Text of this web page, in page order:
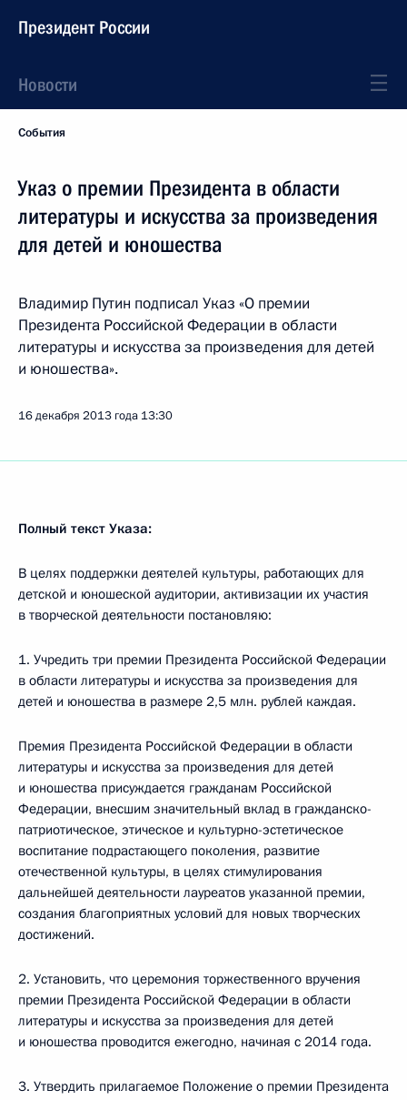
Президент России
Новости
События
Указ о премии Президента в области
литературы и искусства за произведения
для детей и юношества
Владимир Путин подписал Указ «О премии
Президента Российской Федерации в области
литературы и искусства за произведения для детей
и юношества».
16 декабря 2013 года 13:30
Полный текст Указа:
В целях поддержки деятелей культуры, работающих для
детской и юношеской аудитории, активизации их участия
в творческой деятельности постановляю:
1. Учредить три премии Президента Российской Федерации
в области литературы и искусства за произведения для
детей и юношества в размере 2,5 млн. рублей каждая.
Премия Президента Российской Федерации в области
литературы и искусства за произведения для детей
и юношества присуждается гражданам Российской
Федерации, внесшим значительный вклад в гражданско-
патриотическое, этическое и культурно-эстетическое
воспитание подрастающего поколения, развитие
отечественной культуры, в целях стимулирования
дальнейшей деятельности лауреатов указанной премии,
создания благоприятных условий для новых творческих
достижений.
2. Установить, что церемония торжественного вручения
премии Президента Российской Федерации в области
литературы и искусства за произведения для детей
и юношества проводится ежегодно, начиная с 2014 года.
3. Утвердить прилагаемое Положение о премии Президента